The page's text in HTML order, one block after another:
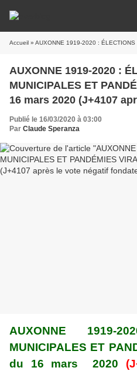
Accueil » AUXONNE 1919-2020 : ÉLECTIONS MUNICIPALES ET
AUXONNE 1919-2020 :
MUNICIPALES ET
16 mars 2020 (J+4107 après le vote négatif
fondateur)
Publié le 16/03/2020 à 03:00
Par Claude Speranza
AUXONNE 1919-
MUNICIPALES ET
du 16 mars 2020